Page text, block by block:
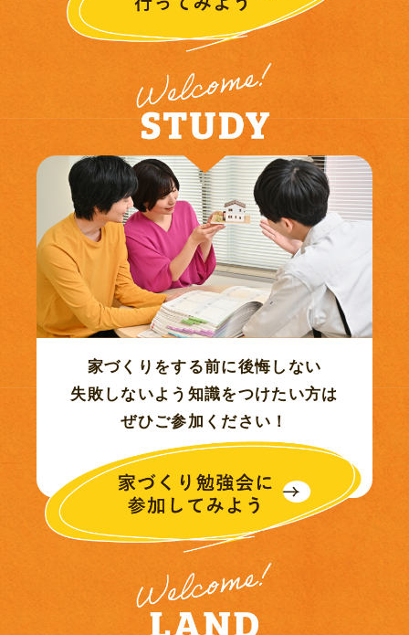
2022年08月 (1)
2022年05月 (4)
2022年04月 (8)
2022年03月 (11)
2022年02月 (11)
2021年11月 (2)
2021年10月 (7)
家づくりをする前に後悔しない
失敗しないよう知識をつけたい方は
ぜひご参加ください！